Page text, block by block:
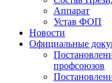
Аппарат
Устав ФОП
Новости
Официальные
профсоюзов